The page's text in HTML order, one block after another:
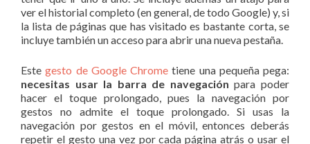
ver el historial completo (en general, de todo Google) y, si
la lista de páginas que has visitado es bastante corta, se
incluye también un acceso para abrir una nueva pestaña.
Estegesto de Google Chrome tiene una pequeña pega:
necesitas usar la barra de navegación para poder
hacer el toque prolongado, pues la navegación por
gestos no admite el toque prolongado. Si usas la
navegación por gestos en el móvil, entonces deberás
repetir el gesto una vez por cada página atrás o usar el